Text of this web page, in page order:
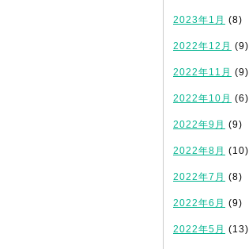
2023年1月 (8)
2022年12月 (9)
2022年11月 (9)
2022年10月 (6)
2022年9月 (9)
2022年8月 (10)
2022年7月 (8)
2022年6月 (9)
2022年5月 (13)